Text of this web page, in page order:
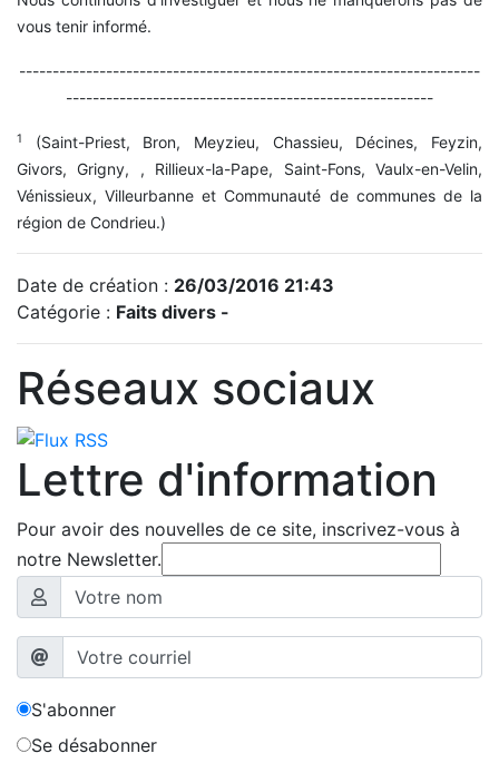
vous tenir informé.
---------------------------------------------------------------------
-------------------------------------------------------
1
(Saint-Priest, Bron, Meyzieu, Chassieu, Décines, Feyzin,
Givors, Grigny, , Rillieux-la-Pape, Saint-Fons, Vaulx-en-Velin,
Vénissieux, Villeurbanne et Communauté de communes de la
région de Condrieu.)
Date de création : 26/03/2016 21:43
Catégorie : Faits divers -
Réseaux sociaux
Lettre d'information
Pour avoir des nouvelles de ce site, inscrivez-vous à
notre Newsletter.
S'abonner
Se désabonner